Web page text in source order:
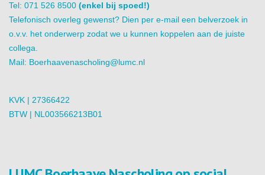
Tel: 071 526 8500 (enkel bij spoed!)
Telefonisch overleg gewenst? Dien per e-mail een belverzoek in
o.v.v. het onderwerp zodat we u kunnen koppelen aan de juiste
collega.
Mail: Boerhaavenascholing@lumc.nl
KVK | 27366422
BTW | NL003566213B01